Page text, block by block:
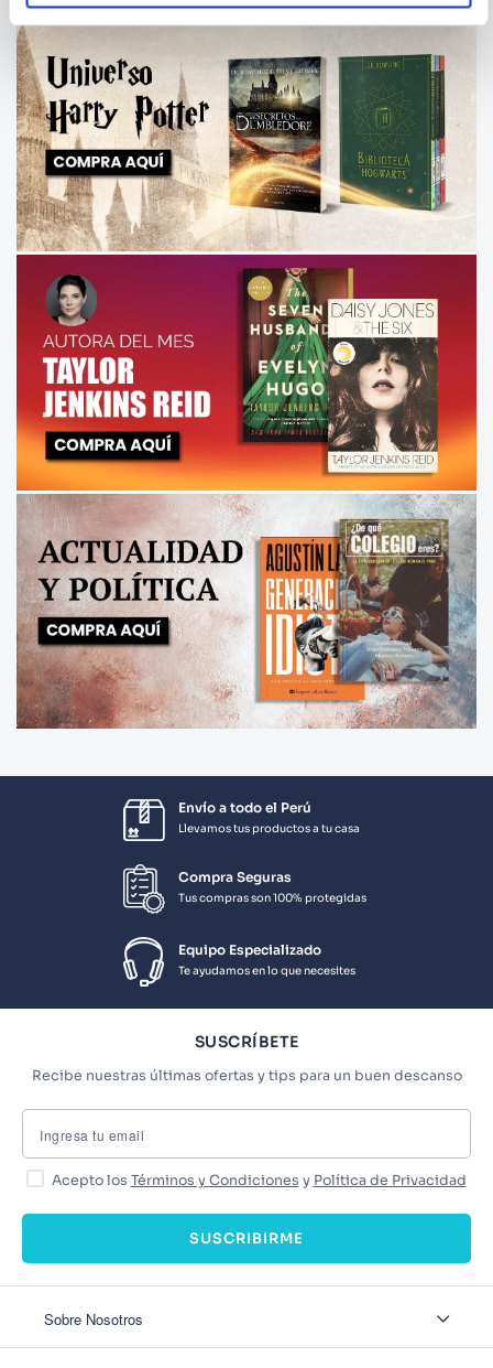
Envío a todo el Perú
Llevamos tus productos a tu casa
Compra Seguras
Tus compras son 100% protegidas
Equipo Especializado
Te ayudamos en lo que necesites
SUSCRÍBETE
Recibe nuestras últimas ofertas y tips para un buen descanso
Acepto los Términos y Condiciones y Política de Privacidad
SUSCRIBIRME
Sobre Nosotros